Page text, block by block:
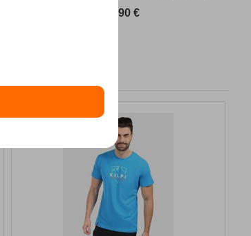
89,90 €